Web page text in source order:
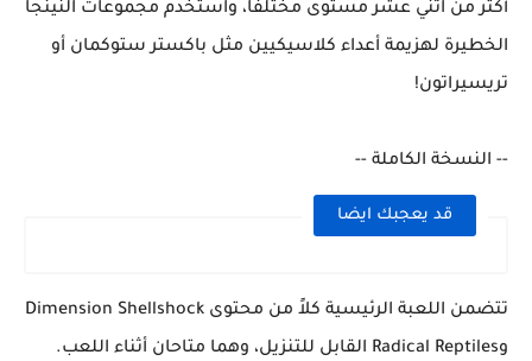
أكثر من اثني عشر مستوى مختلفًا، واستخدم مجموعات النينجا
الخطيرة لهزيمة أعداء كلاسيكيين مثل باكستر ستوكمان أو
تريسيراتون!
-- النسخة الكاملة --
قد يعجبك ايضا
تتضمن اللعبة الرئيسية كلاً من محتوى Dimension Shellshock
وRadical Reptiles القابل للتنزيل، وهما متاحان أثناء اللعب.